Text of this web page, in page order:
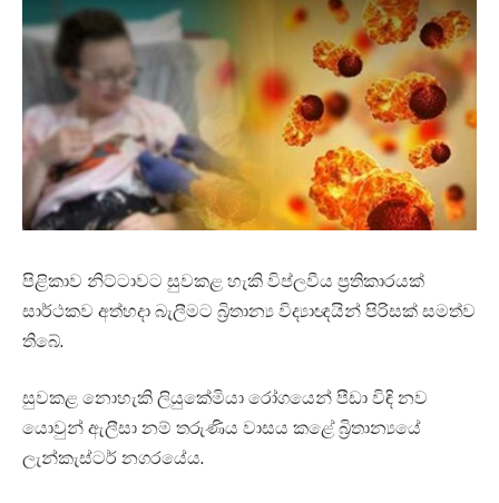
පිළිකාව නිට්ටාවට සුවකළ හැකි විප්ලවීය ප්‍රතිකාරයක්
සාර්ථකව අත්හදා බැලීමට බ්‍රිතාන්‍ය විද්‍යාඥයින් පිරිසක් සමත්ව
තිබේ.
සුවකළ නොහැකි ලියුකේමියා රෝගයෙන් පීඩා විඳි නව
යොවුන් ඇලීසා නම් තරුණිය වාසය කළේ බ්‍රිතාන්‍යයේ
ලැන්කැස්ටර් නගරයේය.